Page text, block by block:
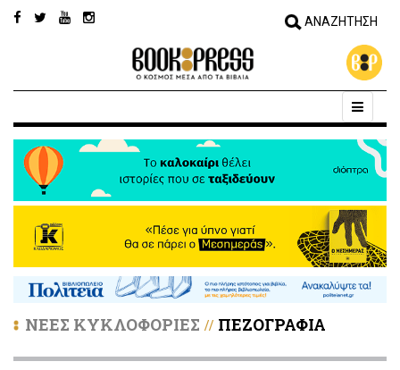
ΝΕΕΣ ΚΥΚΛΟΦΟΡΙΕΣ // ΠΕΖΟΓΡΑΦΙΑ